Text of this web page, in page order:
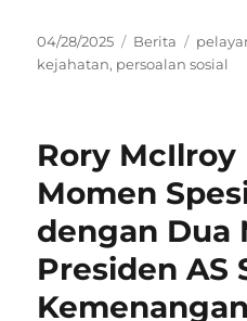
Posted
on
04/28/2025 Categories
Berita Tags
kejahatan, persoalan sosial
Rory McIlroy
Momen
dengan Dua
Presiden AS